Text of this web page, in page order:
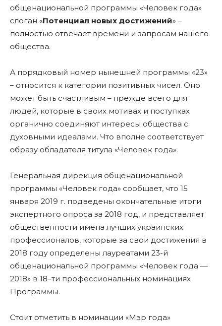
общенациональной программы «Человек года»
слоган «Потенциал новых достижений» –
полностью отвечает времени и запросам нашего
общества.
А порядковый номер нынешней программы «23»
– относится к категории позитивных чисел. Оно
может быть счастливым – прежде всего для
людей, которые в своих мотивах и поступках
органично соединяют интересы общества с
духовными идеалами. Что вполне соответствует
образу обладателя титула «Человек года».
Генеральная дирекция общенациональной
программы «Человек года» сообщает, что 15
января 2019 г. подведены окончательные итоги
экспертного опроса за 2018 год, и представляет
общественности имена лучших украинских
профессионалов, которые за свои достижения в
2018 году определены лауреатами 23-й
общенациональной программы «Человек года —
2018» в 18–ти профессиональных номинациях
Программы.
Стоит отметить в номинации «Мэр года»